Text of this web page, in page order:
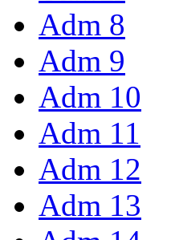
Adm 8
Adm 9
Adm 10
Adm 11
Adm 12
Adm 13